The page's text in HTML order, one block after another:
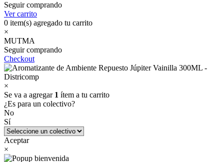
Seguir comprando
Ver carrito
0 item(s) agregado tu carrito
×
MUTMA
Seguir comprando
Checkout
×
Se va a agregar 1 ítem a tu carrito
¿Es para un colectivo?
No
Sí
Aceptar
×